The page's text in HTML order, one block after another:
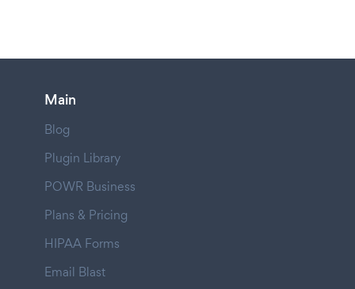
Main
Blog
Plugin Library
POWR Business
Plans & Pricing
HIPAA Forms
Email Blast